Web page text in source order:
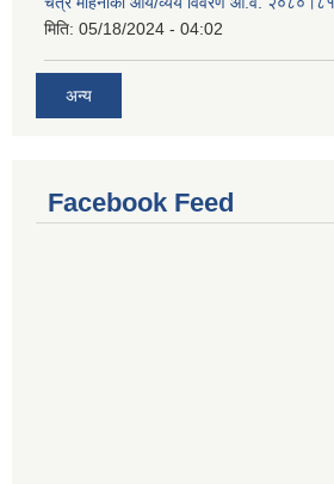
मिति: 05/18/2024 - 04:02
अन्य
Facebook Feed